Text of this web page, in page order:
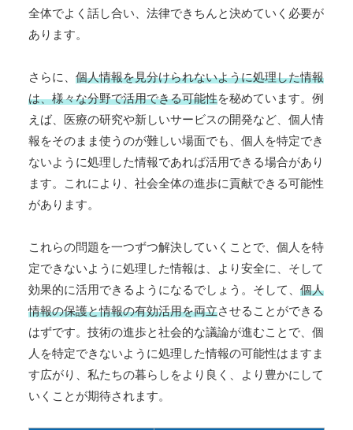
全体でよく話し合い、法律できちんと決めていく必要が
あります。
さらに、 個人情報を見分けられないように処理した情報
は、様々な分野で活用できる可能性を秘めています。例
えば、医療の研究や新しいサービスの開発など、個人情
報をそのまま使うのが難しい場面でも、個人を特定でき
ないように処理した情報であれば活用できる場合があり
ます。これにより、社会全体の進歩に貢献できる可能性
があります。
これらの問題を一つずつ解決していくことで、個人を特
定できないように処理した情報は、より安全に、そして
効果的に活用できるようになるでしょう。そして、 個人
情報の保護と情報の有効活用を両立させることができる
はずです。技術の進歩と社会的な議論が進むことで、個
人を特定できないように処理した情報の可能性はますま
す広がり、私たちの暮らしをより良く、より豊かにして
いくことが期待されます。